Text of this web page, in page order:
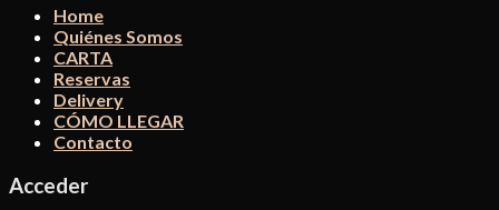
Home
Quiénes Somos
CARTA
Reservas
Delivery
CÓMO LLEGAR
Contacto
Acceder